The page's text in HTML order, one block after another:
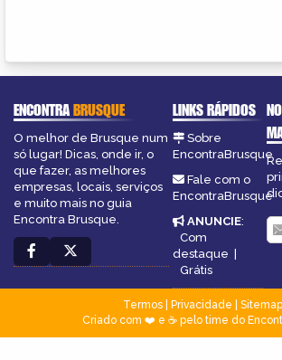
ENCONTRABRUSQUE
O melhor de Brusque num
só lugar! Dicas, onde ir, o
que fazer, as melhores
empresas, locais, serviços
e muito mais no guia
Encontra Brusque.
LINKS RÁPIDOS
Sobre
EncontraBrusque
Fale com o
EncontraBrusque
ANUNCIE:
Com
destaque |
Grátis
Termos| Privacidade
Sitemap
Criado com ❤️ e ☕ pelo time do